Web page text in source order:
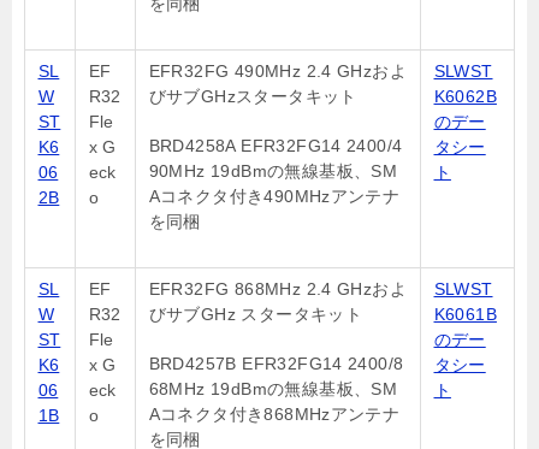
を同梱
SL
W
ST
K6
06
2B
EF
R32
Fle
x G
eck
o
EFR32FG 490MHz 2.4 GHzおよ
びサブGHzスタータキット
BRD4258A EFR32FG14 2400/4
90MHz 19dBmの無線基板、SM
Aコネクタ付き490MHzアンテナ
を同梱
SLWST
K6062B
のデー
タシー
ト
SL
W
ST
K6
06
1B
EF
R32
Fle
x G
eck
o
EFR32FG 868MHz 2.4 GHzおよ
びサブGHz スタータキット
BRD4257B EFR32FG14 2400/8
68MHz 19dBmの無線基板、SM
Aコネクタ付き868MHzアンテナ
を同梱
SLWST
K6061B
のデー
タシー
ト